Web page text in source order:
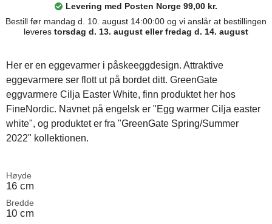
Levering med Posten Norge 99,00 kr.
Bestill før mandag d. 10. august 14:00:00 og vi anslår at bestillingen
leveres torsdag d. 13. august eller fredag d. 14. august
Her er en eggevarmer i påskeeggdesign. Attraktive
eggevarmere ser flott ut på bordet ditt. GreenGate
eggvarmere Cilja Easter White, finn produktet her hos
FineNordic. Navnet på engelsk er "Egg warmer Cilja easter
white", og produktet er fra "GreenGate Spring/Summer
2022" kollektionen.
Høyde
16 cm
Bredde
10 cm